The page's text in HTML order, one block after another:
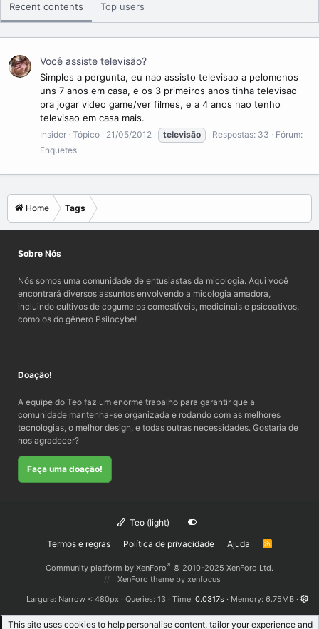
View More On Wikipedia.org
Recent contents Top users
Você assiste televisão?
Simples a pergunta, eu nao assisto televisao a pelomenos
uns 7 anos em casa, e os 3 primeiros anos tinha televisao
pra jogar video game/ver filmes, e a 4 anos nao tenho
televisao em casa mais.
Insider Tópico 21/05/2012 televisão Respostas: 33
Fórum:
Enquetes
Home Tags
Sobre Nós
Nós somos uma comunidade de entusiastas da micologia. Aqui você
encontrará diversos assuntos envolvendo a micologia amadora,
incluindo cultivos de cogumelos comestíveis, medicinais e psicoativos,
como os do gênero Psilocybe!
Doação!
A equipe do Teo faz um enorme trabalho para garantir que a
comunidade mantenha-se organizada e rodando com as melhores
tecnologias, o melhor design, e todas outras necessidades. Gostaria de
nos agradecer?
Faça uma doação!
Teo (light)
Termos e regras
Política de privacidade Ajuda
R
Community platform by XenForo® © 2010-2025 XenForo Ltd.
XenForo theme by xenfocus
Largura
Queries 13 Time 0.0317s Memory 6.75MB
This site uses cookies to help personalise content, tailor your experience and